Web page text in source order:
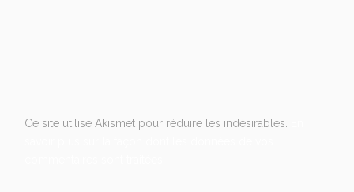
Ce site utilise Akismet pour réduire les indésirables.